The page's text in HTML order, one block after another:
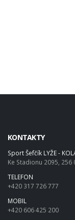
KONTAKTY
Sport Šefčík LYŽE -
Ke Stadionu 2095, 256
TELEFON
+420 317 726 777
MOBIL
+420 606 425 200